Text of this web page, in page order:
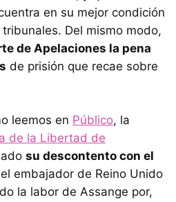
en su mejor condición
Del mismo modo,
de Apelaciones la pena
de prisión que recae sobre
leemos en Público, la
de la Libertad de
su descontento con el
embajador de Reino Unido
la labor de Assange por,